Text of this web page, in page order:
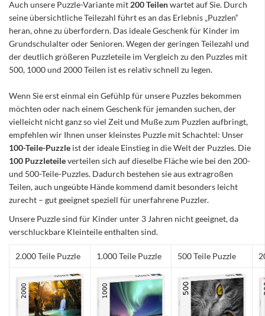
Auch unsere Puzzle-Variante mit 200 Teilenwartet auf Sie. Durch
seine übersichtliche Teilezahl führt es an das Erlebnis „Puzzlen“
heran, ohne zu überfordern. Das ideale Geschenk für Kinder im
Grundschulalter oder Senioren. Wegen der geringen Teilezahl und
der deutlich größeren Puzzleteile im Vergleich zu den Puzzles mit
500, 1000 und 2000 Teilen ist es relativ schnell zu legen.
Wenn Sie erst einmal ein Gefühlp für unsere Puzzles bekommen
möchten oder nach einem Geschenk für jemanden suchen, der
vielleicht nicht ganz so viel Zeit und Muße zum Puzzlen aufbringt,
empfehlen wir Ihnen unser kleinstes Puzzle mit Schachtel: Unser
100-Teile-Puzzle ist der ideale Einstieg in die Welt der Puzzles. Die
100 Puzzleteileverteilen sich auf dieselbe Fläche wie bei den 200-
und 500-Teile-Puzzles. Dadurch bestehen sie aus extragroßen
Teilen, auch ungeübte Hände kommend damit besonders leicht
zurecht – gut geeignet speziell für unerfahrene Puzzler.
Unsere Puzzle sind für Kinder unter 3 Jahren nicht geeignet, da
verschluckbare Kleinteile enthalten sind.
2.000 Teile Puzzle 1.000 Teile Puzzle 500 Teile Puzzle